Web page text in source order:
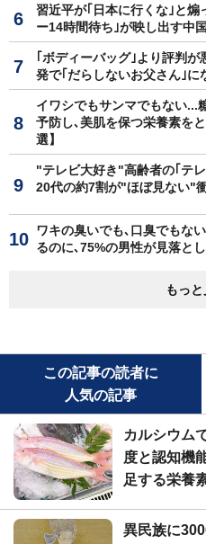
習近平が｢日本に行くな｣と
ー14時間待ち｣が映し出す中
｢ボディーバッグ｣より評判
発で｢だらしないお父さん｣に
イワシでもサンマでもない...
予防し､美肌を保つ栄養素を
選】
"テレビ大好き"高齢者の｢テ
20代の約7割が"ほぼ見ない"
ワキの臭いでも､口臭でもな
るのに､75%の男性が見落と
もっ
この記事の読者に
人気の記事
カルシウム
度と認知機
足する栄養
異民族に